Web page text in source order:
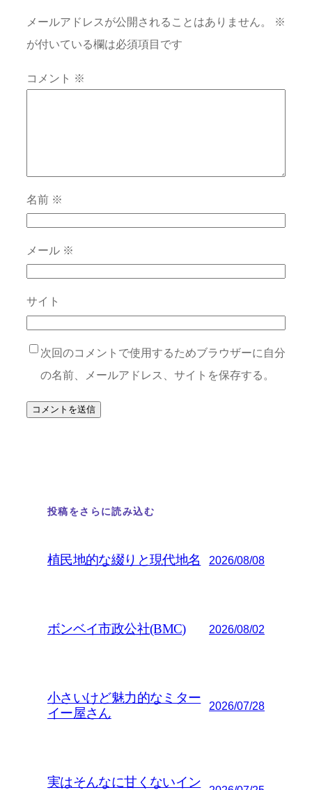
メールアドレスが公開されることはありません。
※
が付いている欄は必須項目です
コメント ※
名前 ※
メール ※
サイト
次回のコメントで使用するためブラウザーに自分
の名前、メールアドレス、サイトを保存する。
投稿をさらに読み込む
植民地的な綴りと現代地名 2026/08/08
ボンベイ市政公社(BMC) 2026/08/02
小さいけど魅力的なミター
イー屋さん
2026/07/28
実はそんなに甘くないイン